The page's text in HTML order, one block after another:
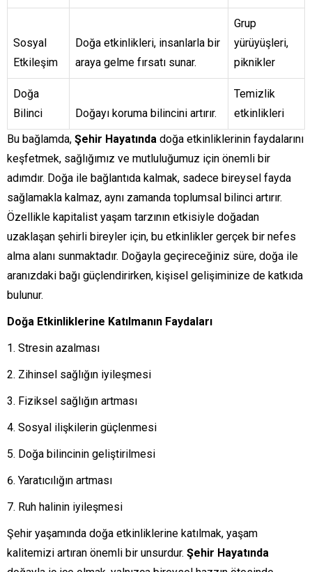
Sosyal
Etkileşim
Doğa etkinlikleri, insanlarla bir
araya gelme fırsatı sunar.
Grup
yürüyüşleri,
piknikler
Doğa
Bilinci
Doğayı koruma bilincini artırır.
Temizlik
etkinlikleri
Bu bağlamda, Şehir Hayatında doğa etkinliklerinin faydalarını
keşfetmek, sağlığımız ve mutluluğumuz için önemli bir
adımdır. Doğa ile bağlantıda kalmak, sadece bireysel fayda
sağlamakla kalmaz, aynı zamanda toplumsal bilinci artırır.
Özellikle kapitalist yaşam tarzının etkisiyle doğadan
uzaklaşan şehirli bireyler için, bu etkinlikler gerçek bir nefes
alma alanı sunmaktadır. Doğayla geçireceğiniz süre, doğa ile
aranızdaki bağı güçlendirirken, kişisel gelişiminize de katkıda
bulunur.
Doğa Etkinliklerine Katılmanın Faydaları
Stresin azalması
Zihinsel sağlığın iyileşmesi
Fiziksel sağlığın artması
Sosyal ilişkilerin güçlenmesi
Doğa bilincinin geliştirilmesi
Yaratıcılığın artması
Ruh halinin iyileşmesi
Şehir yaşamında doğa etkinliklerine katılmak, yaşam
kalitemizi artıran önemli bir unsurdur. Şehir Hayatında